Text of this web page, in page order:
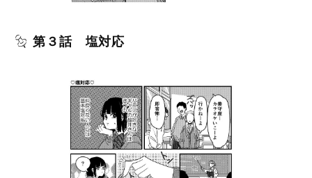
第３話 塩対応